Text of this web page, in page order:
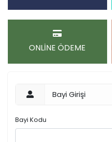
ONLİNE ÖDEME
Bayi Girişi
Bayi Kodu